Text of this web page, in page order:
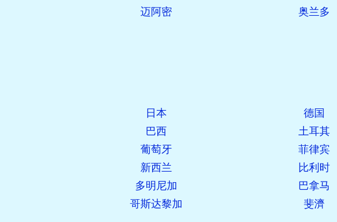
迈阿密
奥兰多
日本 德国
巴西
土耳其
葡萄牙
菲律宾
新西兰
比利时
多明尼加
巴拿马
哥斯达黎加
斐濟